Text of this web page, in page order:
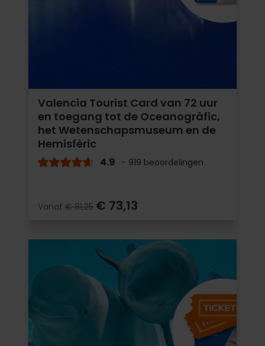
Valencia Tourist Card van 72 uur
en toegang tot de Oceanogràfic,
het Wetenschapsmuseum en de
Hemisfèric
4.9 - 919 beoordelingen
Vanaf € 81,25 € 73,13